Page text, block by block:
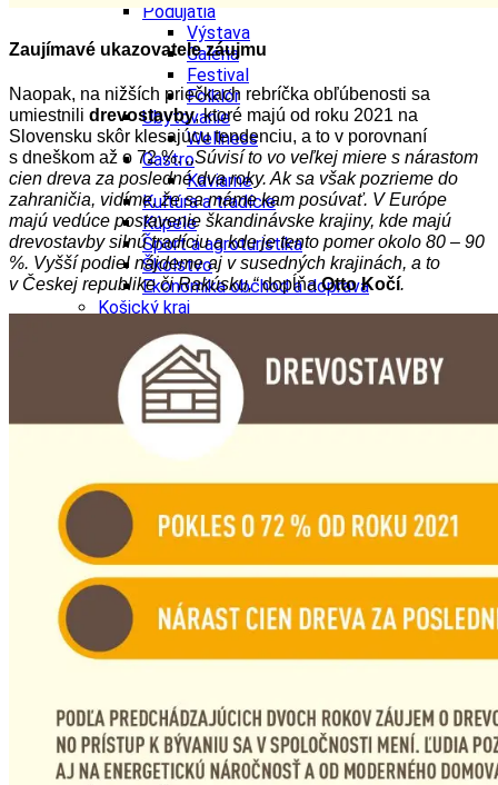
Podujatia
Výstava
Galéria
Festival
Folklór
Ubytovanie
Wellness
Gastro
Kaviarne
Kultúra a tradície
Kúpele
Šport a agroturistika
Školstvo
Ekonomika obchod a doprava
Košický kraj
Tipy
Výlet
Turistika
Cyklistika
Hrady
Výstava
Galéria
Folklór
Fašiangy
Ubytovanie
Pobyty
Gastro
Kaviarne
Kultúra a tradície
Školstvo
Ekonomika obchod a doprava
Prešovský kraj
Tipy
Zaujímavé ukazovatele záujmu
Naopak, na nižších priečkach rebríčka obľúbenosti sa
umiestnili drevostavby, ktoré majú od roku 2021 na
Slovensku skôr klesajúcu tendenciu, a to v porovnaní
s dneškom až o 72 %.,,Súvisí to vo veľkej miere s nárastom
cien dreva za posledné dva roky. Ak sa však pozrieme do
zahraničia, vidíme, že sa máme kam posúvať. V Európe
majú vedúce postavenie škandinávske krajiny, kde majú
drevostavby silnú tradíciu a kde je tento pomer okolo 80 – 90
%. Vyšší podiel nájdeme aj v susedných krajinách, a to
v Českej republike či Rakúsku,“dopĺňaOtto Kočí.